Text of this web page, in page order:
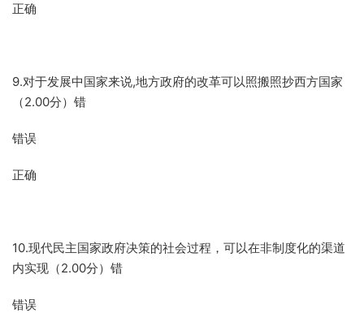
正确
9.对于发展中国家来说,地方政府的改革可以照搬照抄西方国家
（2.00分）错
错误
正确
10.现代民主国家政府决策的社会过程，可以在非制度化的渠道
内实现（2.00分）错
错误